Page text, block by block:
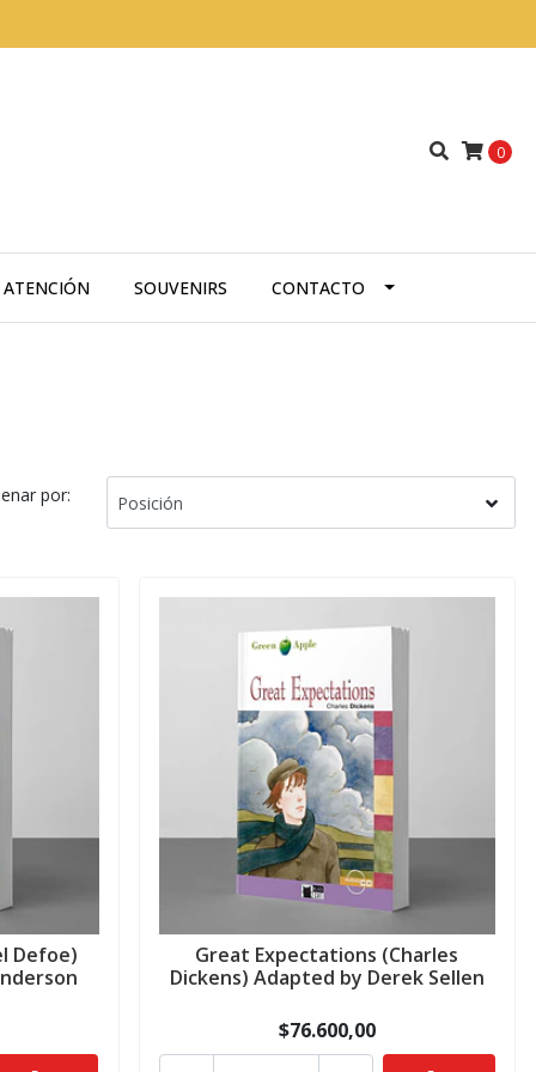
0
SOUVENIRS CONTACTO
por:
Defoe)
Great Expectations (Charles
Dickens) Adapted by Derek Sellen
$76.600,00